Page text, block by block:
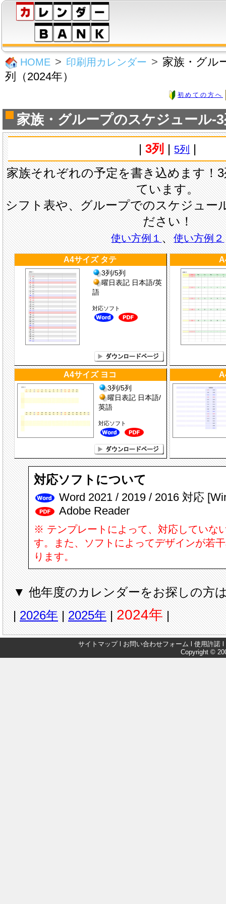
HOME 印刷用カレンダー
家族・グル
列（2024年）
初めての方へ
家族・グループのスケジュール-
|3列 | 5列
|
家族それぞれの予定を書き込めます！
ています。
シフト表や、グループでのスケジュー
ださい！
使い方例１ 、使い方例２
A4サイズ タテ
3列/5列
曜日表記 日本語/英
語
対応ソフト
A4サイズ ヨコ
3列/5列
曜日表記 日本語/
英語
対応ソフト
対応ソフトについて
Word 2021 / 2019 / 2016 対応
Adobe Reader
※ テンプレートによって、対応していな
す。また、ソフトによってデザインが若
ります。
▼ 他年度のカレンダーをお探しの方
| 2026年 | 2025年 | 2024年 |
サイトマップl お問い合わせフォーム 使用許諾
Copyright ©